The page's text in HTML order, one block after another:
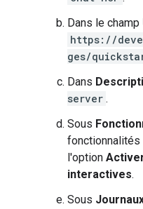
Dans le champ
https://
ges/
Dans
server .
Sous
fonctionnalités
l'option
interactives.
Sous